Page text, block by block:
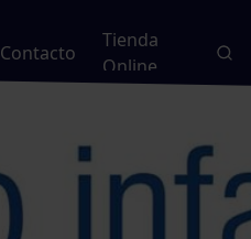
Contacto
Tienda
Online